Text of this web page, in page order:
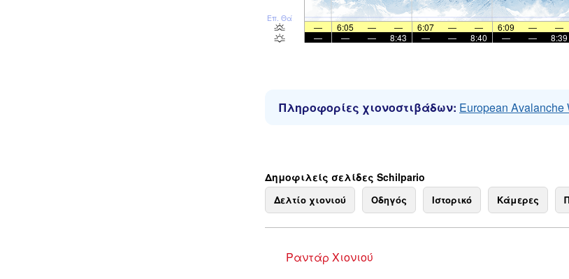
Επ. Θάλ
— 6:05 — — 6:07 — — 6:09 — —
—
— — 8:43 — — 8:40 — — 8:39
Πληροφορίες χιονοστιβάδων: European Avalanche
Δημοφιλείς σελίδες Schilpario
Δελτίο χιονιού Οδηγός Ιστορικό Κάμερες
Ραντάρ Χιονιού